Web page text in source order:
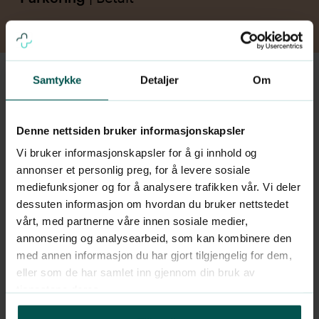
Samtykke Detaljer Om
Denne nettsiden bruker informasjonskapsler
Vi bruker informasjonskapsler for å gi innhold og
annonser et personlig preg, for å levere sosiale
mediefunksjoner og for å analysere trafikken vår. Vi deler
dessuten informasjon om hvordan du bruker nettstedet
vårt, med partnerne våre innen sosiale medier,
annonsering og analysearbeid, som kan kombinere den
med annen informasjon du har gjort tilgjengelig for dem,
eller som de har samlet inn gjennom din bruk av
Dr.Dropin Berstadhuset,
Valkendorfsgaten 9, 5012 Bergen
Kollektivtransport| Følgende har stopp i
nærheten: Buss (buss 3, 4, 12, 40, 50E,
FB50 og VY190), Tog (R40), Bybanen (1).
Parkering| Betalt